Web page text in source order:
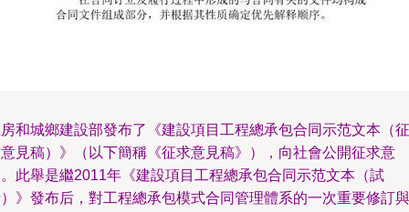
和城鄉建設部發布了《建設項目工程總承包合同示范文本（征
見稿）》（以下簡稱《征求意見稿》），向社會公開征求意
此舉是繼2011年《建設項目工程總承包合同示范文本（試
》發布后，對工程總承包模式合同管理體系的一次重要修訂與